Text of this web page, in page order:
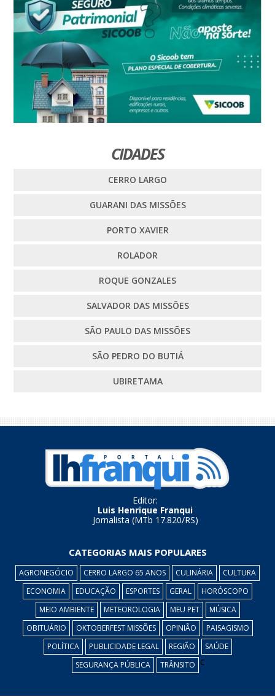
CIDADES
CERRO LARGO
GUARANI DAS MISSÕES
PORTO XAVIER
ROLADOR
ROQUE GONZALES
SALVADOR DAS MISSÕES
SÃO PAULO DAS MISSÕES
SÃO PEDRO DO BUTIÁ
UBIRETAMA
Editor:
Luis Henrique Franqui
Jornalista (MTb 17.820/RS)
CATEGORIAS MAIS POPULARES
AGRONEGÓCIO CERRO LARGO 65 ANOS CULINÁRIA
CULTURA
ECONOMIA
EDUCAÇÃO ESPORTES GERAL
HORÓSCOPO
MEIO AMBIENTE
METEOROLOGIA MEU PET
MÚSICA
OBITUÁRIO
OKTOBERFEST MISSÕES OPINIÃO
PAISAGISMO
POLÍTICA
PUBLICIDADE LEGAL REGIÃO
SAÚDE
SEGURANÇA PÚBLICA
TRÂNSITO c